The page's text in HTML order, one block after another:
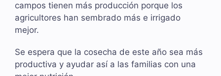
campos tienen más producción porque los
agricultores han sembrado más e irrigado
mejor.
Se espera que la cosecha de este año sea más
productiva y ayudar así a las familias con una